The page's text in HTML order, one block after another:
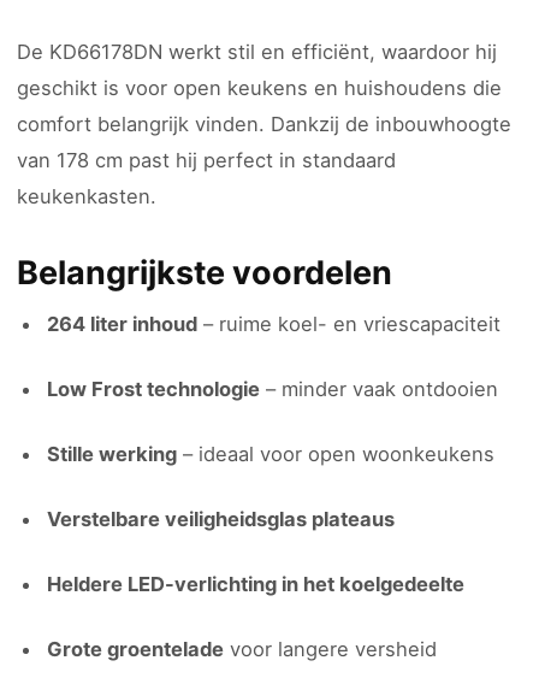
De KD66178DN werkt stil en efficiënt, waardoor hij
geschikt is voor open keukens en huishoudens die
comfort belangrijk vinden. Dankzij de inbouwhoogte
van 178 cm past hij perfect in standaard
keukenkasten.
Belangrijkste voordelen
264 liter inhoud – ruime koel- en vriescapaciteit
Low Frost technologie – minder vaak ontdooien
Stille werking – ideaal voor open woonkeukens
Verstelbare veiligheidsglas plateaus
Heldere LED-verlichting in het koelgedeelte
Grote groentelade voor langere versheid